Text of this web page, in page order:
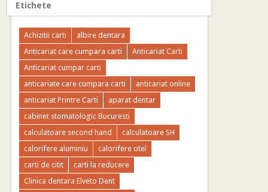
Etichete
Achizitii carti
albire dentara
Anticariat care cumpara carti
Anticariat Carti
Anticariat cumpar carti
anticariate care cumpara carti
anticariat online
anticariat Printre Carti
aparat dentar
cabinet stomatologic Bucuresti
calculatoare second hand
calculatoare SH
calorifere aluminiu
calorifere otel
carti de citit
carti la reducere
Clinica dentara Elveto Dent